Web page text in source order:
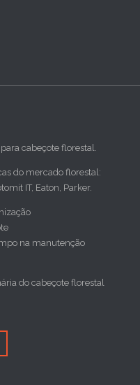
cabeçote florestal.
do mercado florestal:
IT, Eaton, Parker.
na manutenção
do cabeçote florestal